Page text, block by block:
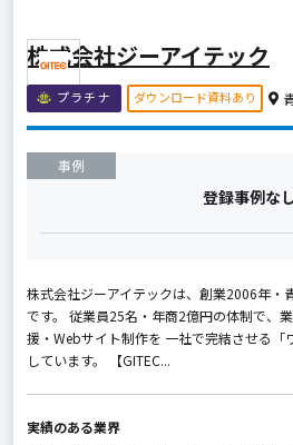
株式会社ジーアイテック
プラチナ ダウンロード資料あり
事例
登録事例な
株式会社ジーアイテックは、創業2006年・
です。 従業員25名・年商2億円の体制で、
援・Webサイト制作を 一社で完結させる「
しています。 【GITEC...
実績のある業界